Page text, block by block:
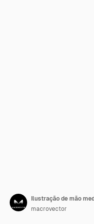
Ilustração de mão
macrovector